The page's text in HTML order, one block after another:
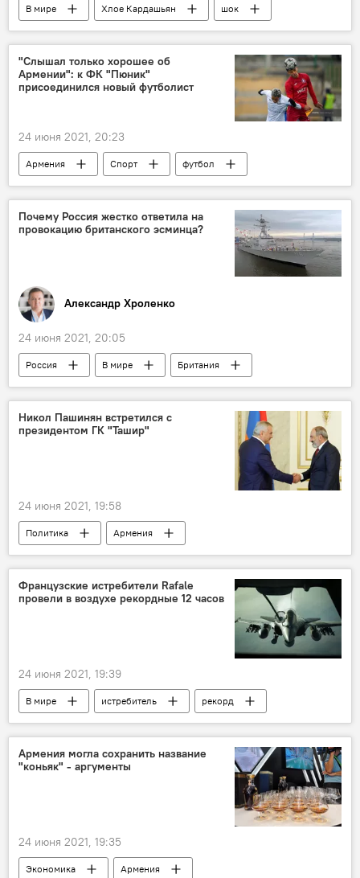
В мире Хлое Кардашьян
шок
Бритни Спирс
"Слышал только хорошее об
Армении": к ФК "Пюник"
присоединился новый футболист
24 июня 2021, 20:23
Армения Спорт
футбол
новичок
ФК "Пюник"
Почему Россия жестко ответила на
провокацию британского эсминца?
Александр Хроленко
24 июня 2021, 20:05
Россия В мире
Британия
провокация
Никол Пашинян встретился с
президентом ГК "Ташир"
24 июня 2021, 19:58
Политика
Армения
Пашинян Никол
Самвел Карапетян
Французские истребители Rafale
провели в воздухе рекордные 12 часов
24 июня 2021, 19:39
В мире истребитель
рекорд
Франция
Армения могла сохранить название
"коньяк" - аргументы
24 июня 2021, 19:35
Экономика
Армения